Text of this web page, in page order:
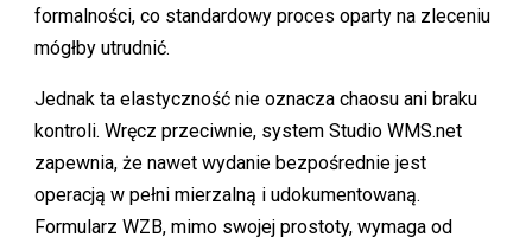
formalności, co standardowy proces oparty na zleceniu
mógłby utrudnić.
Jednak ta elastyczność nie oznacza chaosu ani braku
kontroli. Wręcz przeciwnie, system Studio WMS.net
zapewnia, że nawet wydanie bezpośrednie jest
operacją w pełni mierzalną i udokumentowaną.
Formularz WZB, mimo swojej prostoty, wymaga od